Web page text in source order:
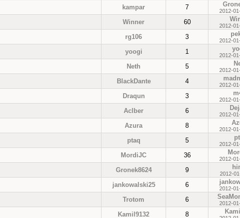
kampar 7 2012-
Winner 60 2012-
rg106 3 2012-
yoogi 1 2012-
Neth 5 2012-
BlackDante 4 2012-
Draqun 3 2012-
Aclber 6 2012-
Azura 8 2012-
ptaq 5 2012-
MordiJC 36 2012-
Gronek8624 9 2012-
jankowalski25 6 2012-
Trotom 6 2012-
Kamil9132 8